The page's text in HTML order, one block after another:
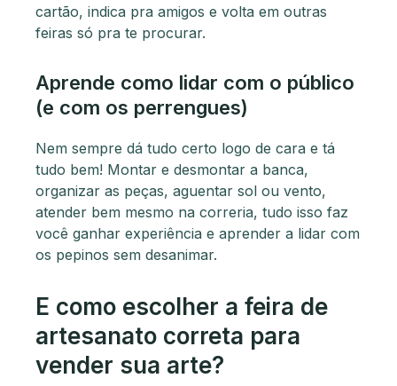
cartão, indica pra amigos e volta em outras
feiras só pra te procurar.
Aprende como lidar com o público
(e com os perrengues)
Nem sempre dá tudo certo logo de cara e tá
tudo bem! Montar e desmontar a banca,
organizar as peças, aguentar sol ou vento,
atender bem mesmo na correria, tudo isso faz
você ganhar experiência e aprender a lidar com
os pepinos sem desanimar.
E como escolher a feira de
artesanato correta para
vender sua arte?